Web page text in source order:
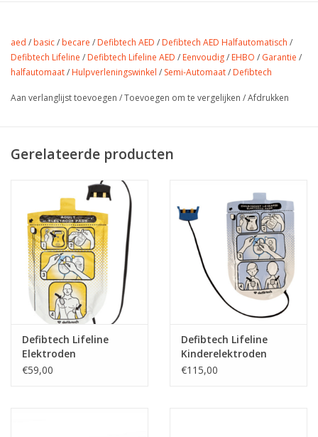
bewezen heeft op de Nederlandse markt.
De AED wordt standaard geleverd met de volgende items:
Defibtech Lifeline elektroden voor volwassenen
Defibtech Lifeline lithium 9V batterij (2 jaar)
AED sticker
Nederlandse handleiding
GRATIS bezorging binnen Nederland
GRATIS opname in ons databestand voor periodieke
vervanging van batterij en elektrode
aed / basic/ becare / Defibtech AED / Defibtech AED Halfautomatisch /
Defibtech Lifeline / Defibtech Lifeline AED / Eenvoudig/ EHBO / Garantie /
halfautomaat/ Hulpverleningswinkel / Semi-Automaat/ Defibtech
Aan verlanglijst toevoegen /Toevoegen om te vergelijken /Afdrukken
Gerelateerde producten
Defibtech Lifeline
Elektroden
€59,00
Defibtech Lifeline
Kinderelektroden
€115,00